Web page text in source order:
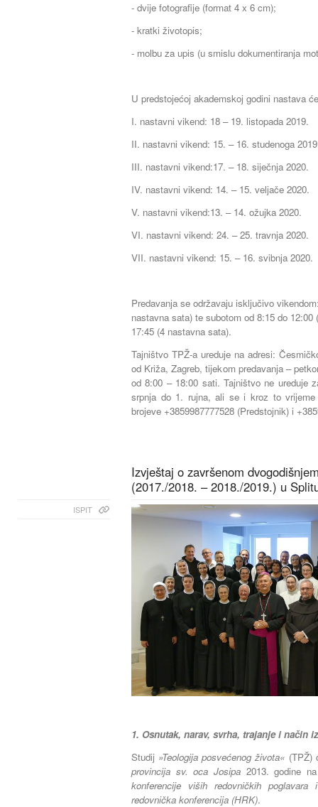
- dvije fotografije (format 4 x 6 cm);
- kratki životopis;
- molbu za upis (u smislu dokumentiranja
U predstojećoj akademskoj godini nastava
I. nastavni vikend: 18 – 19. listopada 2019.
II. nastavni vikend: 15. – 16. studenoga
III. nastavni vikend:17. – 18. siječnja 2020.
IV. nastavni vikend: 14. – 15. veljače 2020.
V. nastavni vikend:13. – 14. ožujka 2020.
VI. nastavni vikend: 24. – 25. travnja 2020.
VII. nastavni vikend: 15. – 16. svibnja 2020.
Predavanja se održavaju isključivo
nastavna sata) te subotom od 8:15 do
17:45 (4 nastavna sata).
Tajništvo TPŽ-a ureduje na adresi:
od Križa, Zagreb, tijekom predavanja –
od 8:00 – 18:00 sati. Tajništvo ne ureduje
srpnja do 1. rujna, ali se i kroz to
brojeve +3859987777528 (Predstojnik) i
Izvještaj o završenom
(2017./2018. – 2018./2019.) u
ISPIT
1. Osnutak, narav, svrha, trajanje i način
Studij »Teologija posvećenog života« (TPŽ)
provincija sv. oca Josipa2013. godine
konferencije viših redovničkih poglavara
redovnička konferencija (HRK).